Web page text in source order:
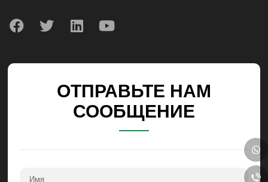
ОТПРАВЬТЕ НАМ
СООБЩЕНИЕ